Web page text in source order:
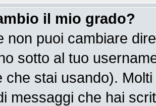
il mio grado?
non puoi cambiare
sotto al tuo
che stai usando).
messaggi che hai